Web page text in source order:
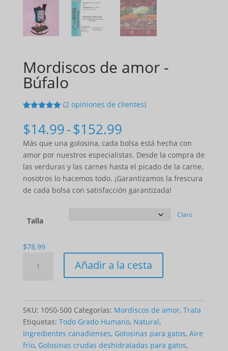
Mordiscos de amor -
Búfalo
basado en
las
valoracione
s de los
(2 opiniones de clientes)
$14.99-$152.99Gama
de
precios:
$14.99
a
$152.99
Más que una golosina, cada bolsa está hecha con
amor por nuestros especialistas. Desde la compra de
las verduras y las carnes hasta el picado de la carne,
nosotros lo hacemos todo. ¡Garantizamos la frescura
de cada bolsa con satisfacción garantizada!
Talla
Claro
$78.99
Añadir a la cesta
SKU: 1050-500 Categorías: Mordiscos de amor, Trata
Etiquetas: Todo Grado Humano, Natural,
Ingredientes canadienses, Golosinas para gatos, Aire
frío, Golosinas crudas deshidratadas para gatos,